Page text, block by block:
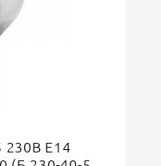
230В Е14